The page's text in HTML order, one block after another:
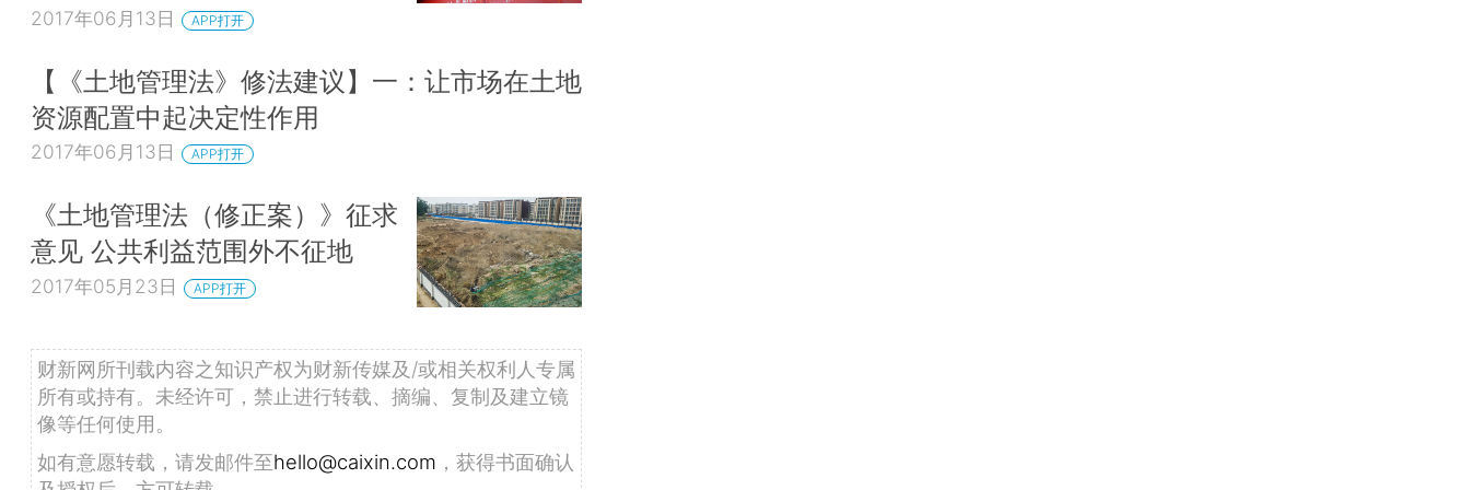
2017年06月13日 APP打开
【《土地管理法》修法建议】一：让市场在土地
资源配置中起决定性作用
2017年06月13日 APP打开
《土地管理法（修正案）》征求
意见 公共利益范围外不征地
2017年05月23日 APP打开
财新网所刊载内容之知识产权为财新传媒及/或相关权利人专属
所有或持有。未经许可，禁止进行转载、摘编、复制及建立镜
像等任何使用。
如有意愿转载，请发邮件至hello@caixin.com ，获得书面确认